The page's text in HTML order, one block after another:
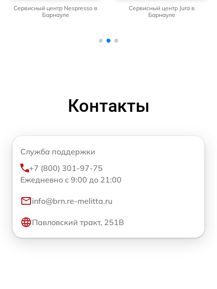
Сервисный центр Nespresso в
Барнауле
Сервисный центр Jura в
Барнауле
Контакты
Служба поддержки
+7 (800) 301-97-75
Ежедневно с 9:00 до 21:00
info@brn.re-melitta.ru
Павловский тракт, 251В